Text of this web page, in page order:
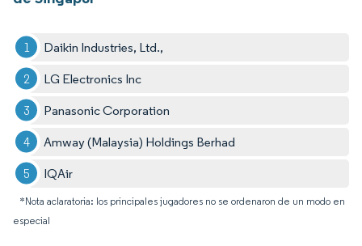
Daikin Industries, Ltd.,
LG Electronics Inc
Panasonic Corporation
Amway (Malaysia) Holdings Berhad
IQAir
*Nota aclaratoria: los principales jugadores no se ordenaron de un modo en
especial